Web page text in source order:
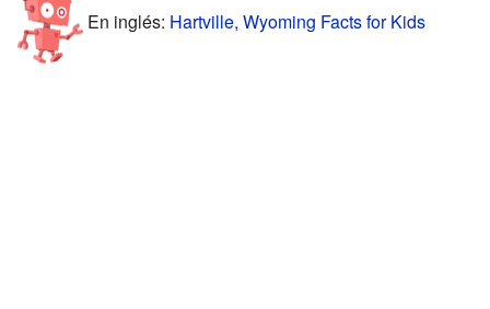
En inglés: Hartville, Wyoming Facts for Kids